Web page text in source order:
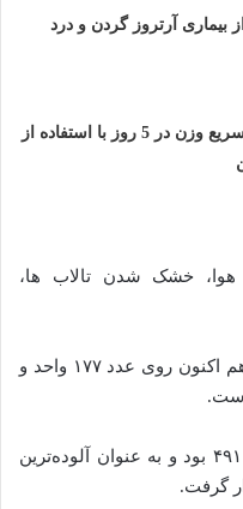
بیماری آرتروز گردن و درد
آموزش کم کردن سریع وزن در 5 روز با استفاده از
خشک شدن تالاب ها،
میانگین شاخص آلودگی هوای تهران هم اکنون روی عدد ۱۷۷ واحد و
دیروز تهران رکورددار شاخص عددی ۴۹۱ بود و به عنوان آلوده‌ترین
گرفت.